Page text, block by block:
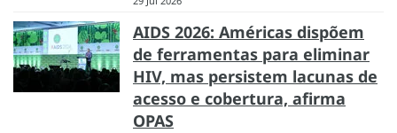
AIDS 2026: Américas dispõem
de ferramentas para eliminar
HIV, mas persistem lacunas de
acesso e cobertura, afirma
OPAS